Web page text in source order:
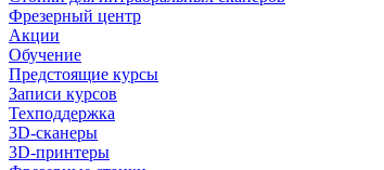
Фрезерный центр
Акции
Обучение
Предстоящие курсы
Записи курсов
Техподдержка
3D-сканеры
3D-принтеры